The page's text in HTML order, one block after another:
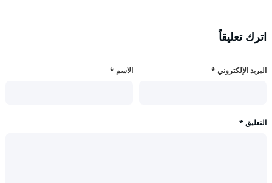
اترك تعليقاً
الاسم * البريد الإلكتروني *
التعليق *